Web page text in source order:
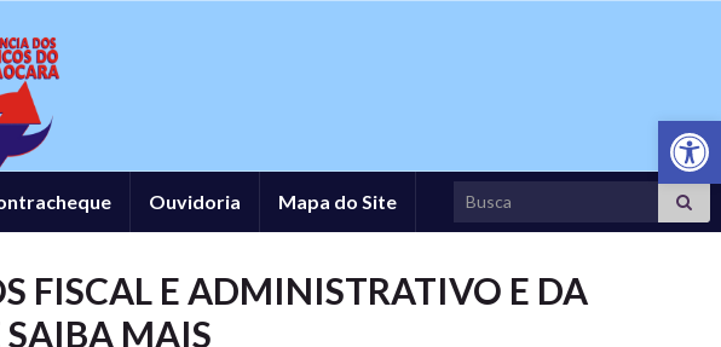
Abrir
Ouvidoria Mapa do Site Search for:
FISCAL E ADMINISTRATIVO E DA
SAIBA MAIS